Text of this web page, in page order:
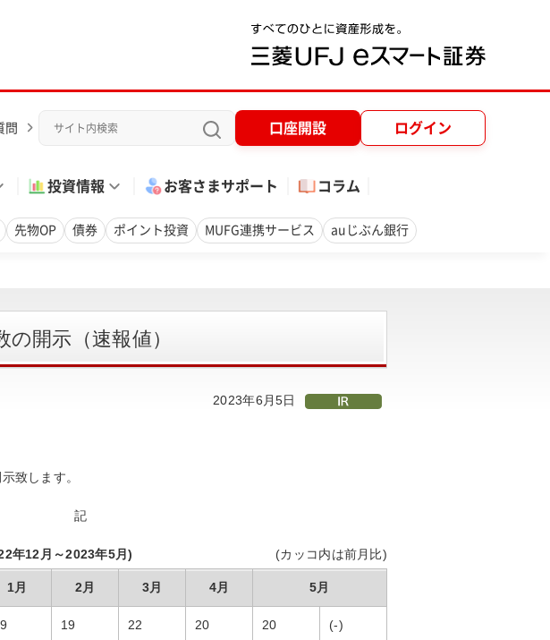
問 口座開設 ログイン
投資情報 お客さまサポート コラム
先物OP 債券 ポイント投資 MUFG連携サービス auじぶん銀行
開示（速報値）
2023年6月5日
致します。
記
年12月～2023年5月) (カッコ内は前月比)
1月 2月 3月 4月 5月
19 22 20 20 (-)